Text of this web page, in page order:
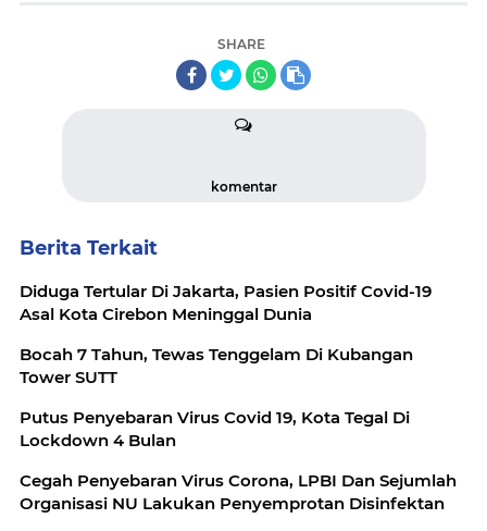
SHARE
komentar
Berita Terkait
Diduga Tertular Di Jakarta, Pasien Positif Covid-19
Asal Kota Cirebon Meninggal Dunia
Bocah 7 Tahun, Tewas Tenggelam Di Kubangan
Tower SUTT
Putus Penyebaran Virus Covid 19, Kota Tegal Di
Lockdown 4 Bulan
Cegah Penyebaran Virus Corona, LPBI Dan Sejumlah
Organisasi NU Lakukan Penyemprotan Disinfektan